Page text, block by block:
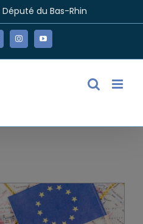
Député du Bas-Rhin
InstagramYouTube